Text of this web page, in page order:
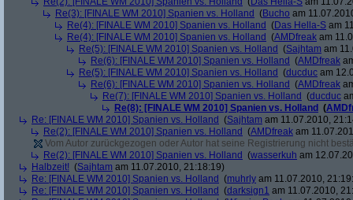
Re(3): [FINALE WM 2010] Spanien vs. Holland (Bucho am
Re(4): [FINALE WM 2010] Spanien vs. Holland (Das Hella-S am
Re(4): [FINALE WM 2010] Spanien vs. Holland (AMDfreak am
Re(5): [FINALE WM 2010] Spanien vs. Holland (Sajhtam am
Re(6): [FINALE WM 2010] Spanien vs. Holland (AMDfreak
Re(5): [FINALE WM 2010] Spanien vs. Holland (ducduc am
Re(6): [FINALE WM 2010] Spanien vs. Holland (AMDfreak
Re(7): [FINALE WM 2010] Spanien vs. Holland (ducduc
Re(8): [FINALE WM 2010] Spanien vs. Holland (
Re: [FINALE WM 2010] Spanien vs. Holland (Sajhtam am 11.07.2010,
Re(2): [FINALE WM 2010] Spanien vs. Holland (AMDfreak am
Vom Autor zurückgezogen oder Autor hat seine Registrierung nicht
Re(2): [FINALE WM 2010] Spanien vs. Holland (wasserkuh am
Halbzeit! (Sajhtam am 11.07.2010, 21:18:19)
Re: [FINALE WM 2010] Spanien vs. Holland (muhrly am 11.07.2010,
Re: [FINALE WM 2010] Spanien vs. Holland (darksign1 am 11.07.2010,